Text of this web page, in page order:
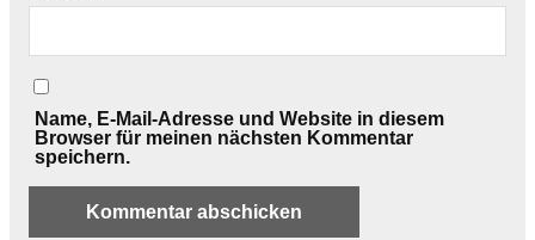
Name, E-Mail-Adresse und Website in diesem
Browser für meinen nächsten Kommentar
speichern.